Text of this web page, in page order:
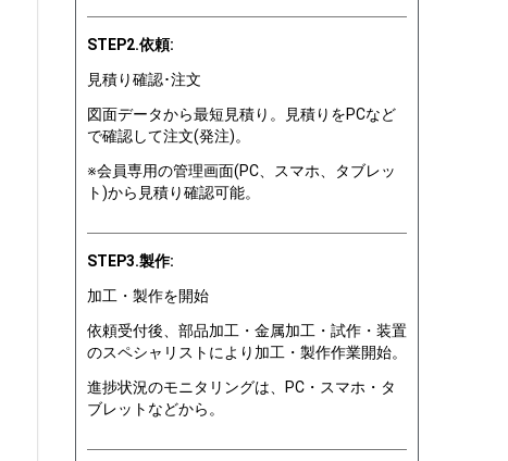
STEP2.依頼:
見積り確認･注文
図面データから最短見積り。見積りをPCなど
で確認して注文(発注)。
※会員専用の管理画面(PC、スマホ、タブレッ
ト)から見積り確認可能。
STEP3.製作:
加工・製作を開始
依頼受付後、部品加工・金属加工・試作・装置
のスペシャリストにより加工・製作作業開始。
進捗状況のモニタリングは、PC・スマホ・タ
ブレットなどから。